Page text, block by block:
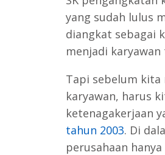
yang sudah lulus
diangkat sebagai
menjadi
Tapi sebelum
karyawan, harus
ketenagakerjaan
tahun 2003. Di
perusahaan